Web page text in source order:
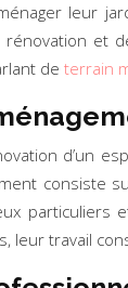
leur
et
de terrain
d’un
particuliers
leur travail